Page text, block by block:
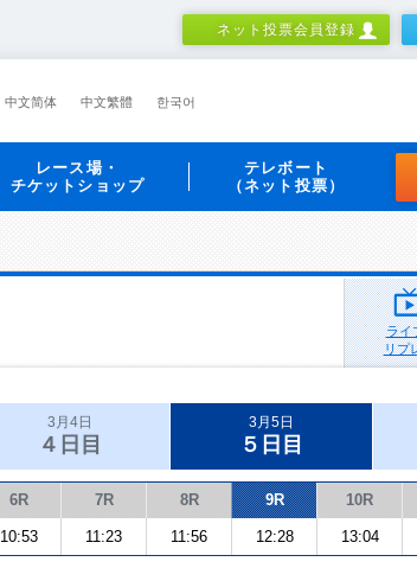
ネット投票会員登録
中文简体 中文繁體 한국어
レース場・
チケットショップ
テレボート
（ネット投票）
ライ
リプ
3月4日
４日目
3月5日
５日目
6R 7R 8R 9R 10R
10:53 11:23 11:56 12:28 13:04